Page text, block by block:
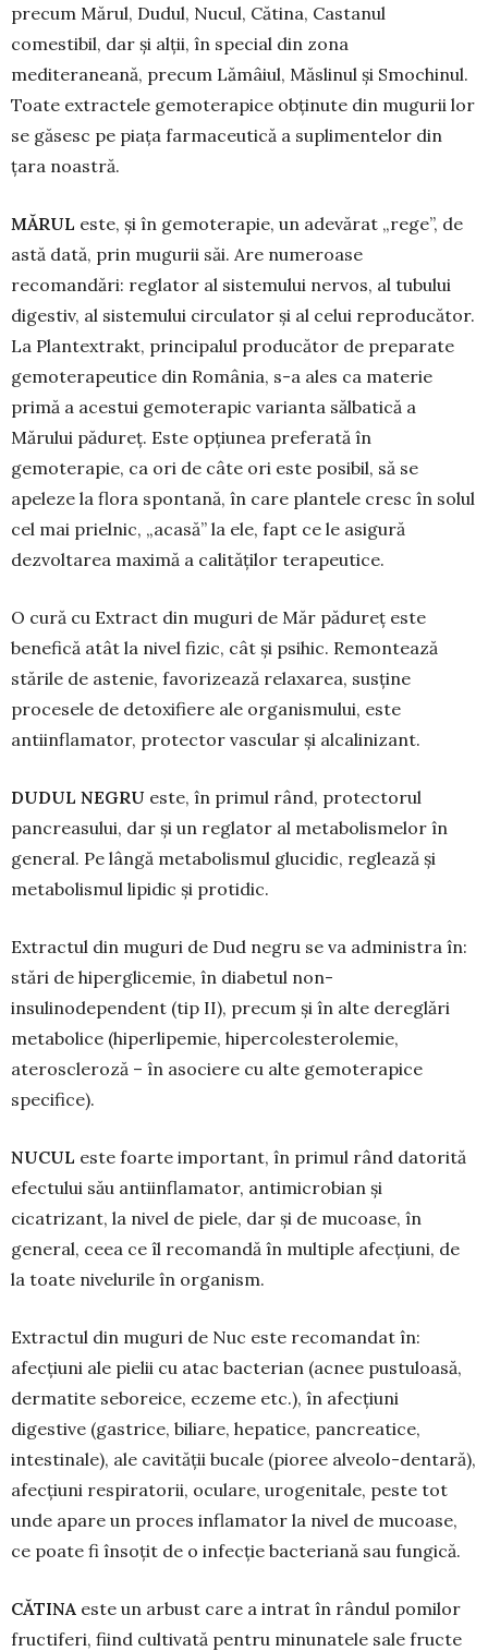
precum Mărul, Dudul, Nucul, Că­tina, Castanul
comestibil, dar și alții, în special din zona
mediteraneană, precum Lămâiul, Măslinul și Smochinul.
Toate extractele gemoterapice obținute din mugurii lor
se găsesc pe piața farmaceutică a suplimentelor din
țara noastră.
MĂRUL este, și în gemoterapie, un adevărat „rege”, de
astă dată, prin mugurii săi. Are nume­roase
recomandări: reglator al sistemului nervos, al tubului
digestiv, al sistemului circulator și al celui reproducător.
La Plantextrakt, principalul producă­tor de preparate
gemoterapeutice din România, s-a ales ca materie
primă a acestui gemoterapic va­rianta sălbatică a
Mărului pădureț. Este opțiunea pre­ferată în
gemoterapie, ca ori de câte ori este po­si­bil, să se
apeleze la flora spontană, în care plan­tele cresc în solul
cel mai prielnic, „acasă” la ele, fapt ce le asigură
dezvoltarea maximă a cali­tăților terapeutice.
O cură cu Extract din muguri de Măr pădureț este
benefică atât la nivel fizic, cât și psihic. Re­mon­tează
stările de astenie, favorizează relaxarea, susține
procesele de detoxifiere ale organismului, este
antiinflamator, protector vascular și alcali­nizant.
DUDUL NEGRU este, în primul rând, pro­tec­torul
pancreasului, dar și un reglator al metabo­lismelor în
general. Pe lângă metabolismul gluci­dic, reglează și
metabolismul lipidic și protidic.
Extractul din muguri de Dud negru se va ad­ministra în:
stări de hiperglicemie, în diabetul non­
insulinodependent (tip II), precum și în alte dere­glări
metabolice (hiperlipemie, hipercolestero­lemie,
ateroscleroză – în asociere cu alte gemote­rapice
specifice).
NUCUL este foarte important, în primul rând datorită
efectului său antiinflamator, antimicrobian și
cicatrizant, la nivel de piele, dar și de mucoase, în
general, ceea ce îl recomandă în multiple afec­țiuni, de
la toate nivelurile în organism.
Extractul din muguri de Nuc este recomandat în:
afecțiuni ale pielii cu atac bacterian (acnee pus­tu­loasă,
dermatite seboreice, eczeme etc.), în afec­țiuni
digestive (gastrice, biliare, hepatice, pan­crea­tice,
intestinale), ale cavității bucale (pioree al­veolo-dentară),
afecțiuni respiratorii, oculare, urogenitale, peste tot
unde apare un proces infla­mator la nivel de mucoase,
ce poate fi însoțit de o infecție bacteriană sau fungică.
CĂTINA este un arbust care a intrat în rândul pomilor
fructiferi, fiind cultivată pentru minunatele sale fructe